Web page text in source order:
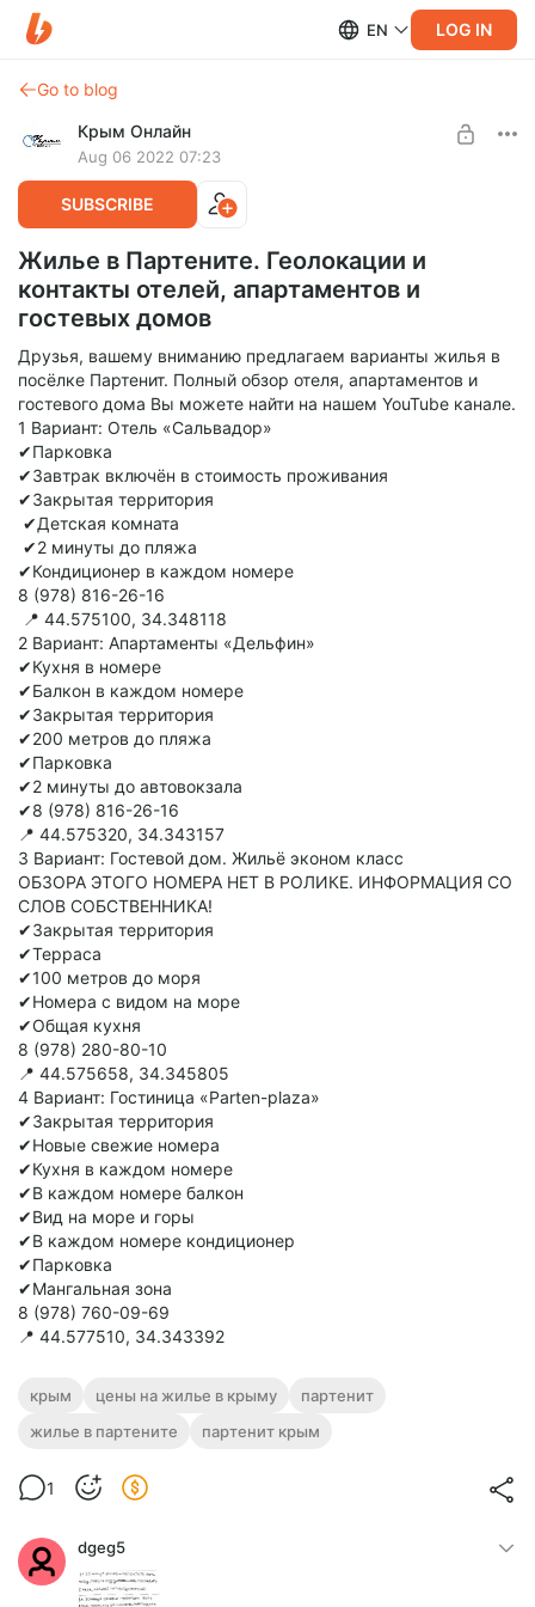
EN LOG IN
Go to blog
Крым Онлайн
Aug 06 2022 07:23
SUBSCRIBE
Жилье в Партените. Геолокации и
контакты отелей, апартаментов и
гостевых домов
Друзья, вашему вниманию предлагаем варианты жилья в
посёлке Партенит. Полный обзор отеля, апартаментов и
гостевого дома Вы можете найти на нашем YouTube канале.
1 Вариант: Отель «Сальвадор»
✔Парковка
✔Завтрак включён в стоимость проживания
✔Закрытая территория
✔Детская комната
✔2 минуты до пляжа
✔Кондиционер в каждом номере
8 (978) 816-26-16
📍 44.575100, 34.348118
2 Вариант: Апартаменты «Дельфин»
✔Кухня в номере
✔Балкон в каждом номере
✔Закрытая территория
✔200 метров до пляжа
✔Парковка
✔2 минуты до автовокзала
✔8 (978) 816-26-16
📍 44.575320, 34.343157
3 Вариант: Гостевой дом. Жильё эконом класс
ОБЗОРА ЭТОГО НОМЕРА НЕТ В РОЛИКЕ. ИНФОРМАЦИЯ СО
СЛОВ СОБСТВЕННИКА!
✔Закрытая территория
✔Терраса
✔100 метров до моря
✔Номера с видом на море
✔Общая кухня
8 (978) 280-80-10
📍 44.575658, 34.345805
4 Вариант: Гостиница «Parten-plaza»
✔Закрытая территория
✔Новые свежие номера
✔Кухня в каждом номере
✔В каждом номере балкон
✔Вид на море и горы
✔В каждом номере кондиционер
✔Парковка
✔Мангальная зона
8 (978) 760-09-69
📍 44.577510, 34.343392
крым цены на жилье в крыму
партенит
жилье в партените
партенит крым
1
dgeg5